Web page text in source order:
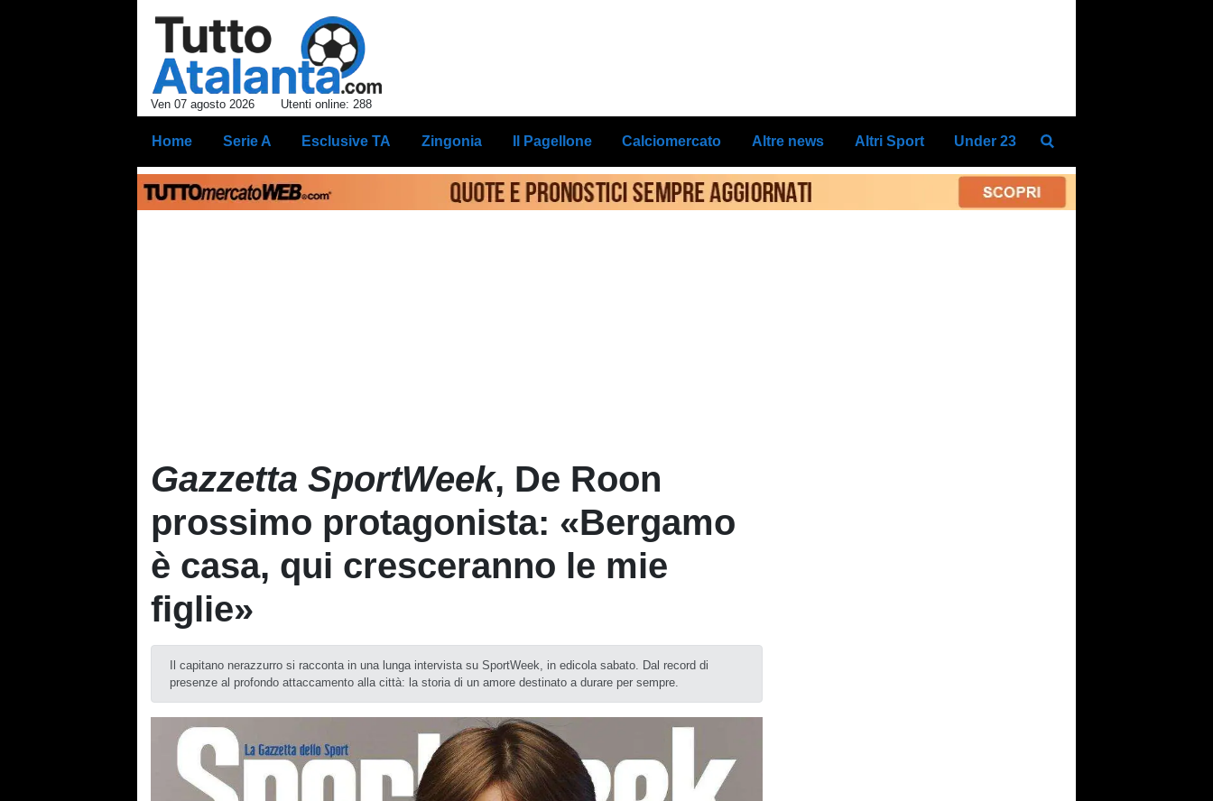
Ven 07 agosto 2026 Utenti online: 288
Home Serie A Esclusive TA Zingonia Il Pagellone Calciomercato Altre news Altri Sport Under 23
Gazzetta SportWeek, De Roon
prossimo protagonista: «Bergamo
è casa, qui cresceranno le mie
figlie»
Il capitano nerazzurro si racconta in una lunga intervista su SportWeek, in edicola sabato. Dal record di
presenze al profondo attaccamento alla città: la storia di un amore destinato a durare per sempre.